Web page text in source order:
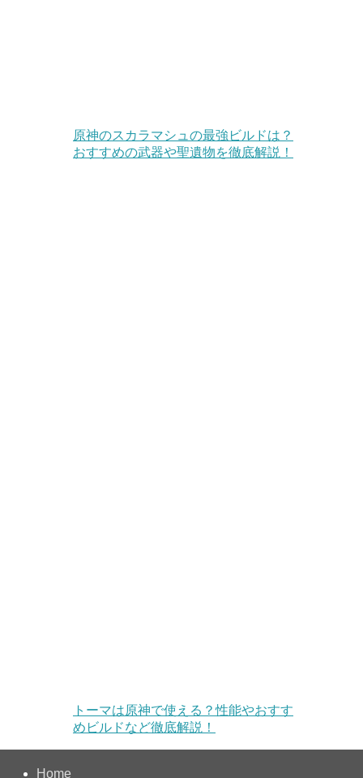
原神のスカラマシュの最強ビルドは？
おすすめの武器や聖遺物を徹底解説！
トーマは原神で使える？性能やおすす
めビルドなど徹底解説！
Home